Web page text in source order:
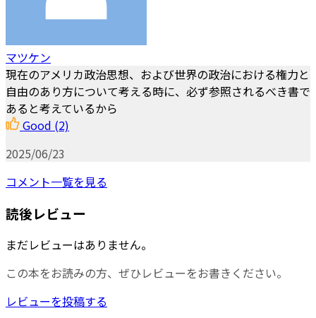
マツケン
現在のアメリカ政治思想、および世界の政治における権力と
自由のあり方について考える時に、必ず参照されるべき書で
あると考えているから
Good (2)
2025/06/23
コメント一覧を見る
読後レビュー
まだレビューはありません。
この本をお読みの方、ぜひレビューをお書きください。
レビューを投稿する